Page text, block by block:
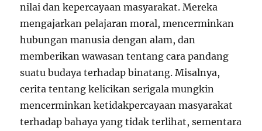
nilai dan kepercayaan masyarakat. Mereka
mengajarkan pelajaran moral, mencerminkan
hubungan manusia dengan alam, dan
memberikan wawasan tentang cara pandang
suatu budaya terhadap binatang. Misalnya,
cerita tentang kelicikan serigala mungkin
mencerminkan ketidakpercayaan masyarakat
terhadap bahaya yang tidak terlihat, sementara